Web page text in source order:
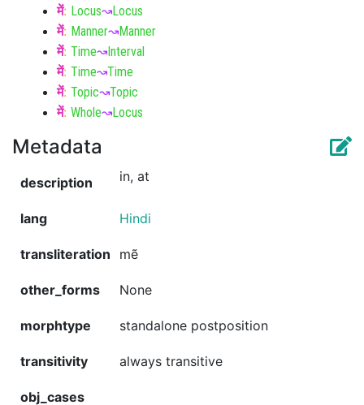
में: Locus↝Locus
में: Manner↝Manner
में: Time↝Interval
में: Time↝Time
में: Topic↝Topic
में: Whole↝Locus
Metadata
description in, at
lang Hindi
transliteration mẽ
other_forms None
morphtype standalone postposition
transitivity always transitive
obj_cases